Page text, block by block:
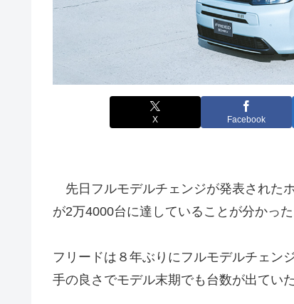
X Facebook
先日フルモデルチェンジが発表された
が2万4000台に達していることが分かった
フリードは８年ぶりにフルモデルチェン
手の良さでモデル末期でも台数が出てい